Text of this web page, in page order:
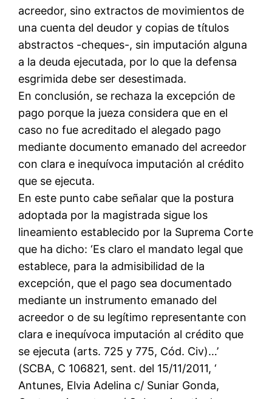
acreedor, sino extractos de movimientos de
una cuenta del deudor y copias de títulos
abstractos -cheques-, sin imputación alguna
a la deuda ejecutada, por lo que la defensa
esgrimida debe ser desestimada.
En conclusión, se rechaza la excepción de
pago porque la jueza considera que en el
caso no fue acreditado el alegado pago
mediante documento emanado del acreedor
con clara e inequívoca imputación al crédito
que se ejecuta.
En este punto cabe señalar que la postura
adoptada por la magistrada sigue los
lineamiento establecido por la Suprema Corte
que ha dicho: ‘Es claro el mandato legal que
establece, para la admisibilidad de la
excepción, que el pago sea documentado
mediante un instrumento emanado del
acreedor o de su legítimo representante con
clara e inequívoca imputación al crédito que
se ejecuta (arts. 725 y 775, Cód. Civ)…’
(SCBA, C 106821, sent. del 15/11/2011, ‘
Antunes, Elvia Adelina c/ Suniar Gonda,